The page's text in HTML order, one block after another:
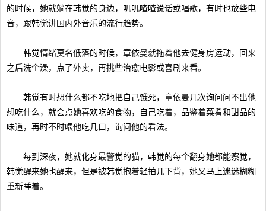
的时候，她就躺在韩觉的身边，叽叽喳喳说话或唱歌，有时也放些电
音，跟韩觉讲国内外音乐的流行趋势。
韩觉情绪莫名低落的时候，章依曼就拖着他去健身房运动，回来
之后洗个澡，点了外卖，再挑些治愈电影或喜剧来看。
韩觉有时想什么都不吃地把自己饿死，章依曼几次询问问不出他
想吃什么，就会点她喜欢吃的食物，自己吃着，品鉴着菜肴和甜品的
味道，再时不时喂他吃几口，询问他的看法。
每到深夜，她就化身最警觉的猫，韩觉的每个翻身她都能察觉，
韩觉醒来她也醒来，但是被韩觉抱着轻拍几下背，她又马上迷迷糊糊
重新睡着。